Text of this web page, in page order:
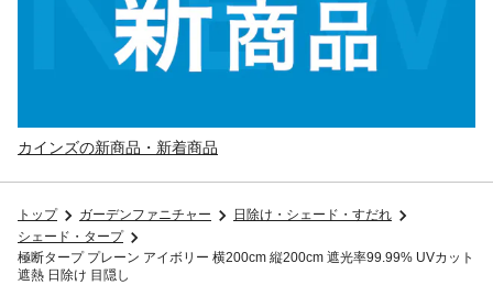
カインズの新商品・新着商品
トップ ガーデンファニチャー
日除け・シェード・すだれ
シェード・タープ
極断タープ プレーン アイボリー 横200cm 縦200cm 遮光率99.99% UVカット
遮熱 日除け 目隠し